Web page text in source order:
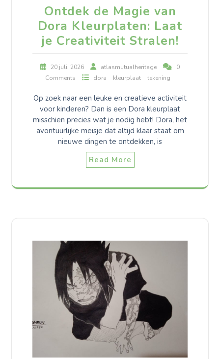
Ontdek de Magie van
Dora Kleurplaten: Laat
je Creativiteit Stralen!
20 juli, 2026 atlasmutualheritage
0
Comments
dora kleurplaat tekening
Op zoek naar een leuke en creatieve activiteit
voor kinderen? Dan is een Dora kleurplaat
misschien precies wat je nodig hebt! Dora, het
avontuurlijke meisje dat altijd klaar staat om
nieuwe dingen te ontdekken, is
Read More